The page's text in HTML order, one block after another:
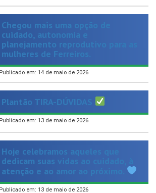
Chegou mais uma opção de
cuidado, autonomia e
planejamento reprodutivo para as
mulheres de Ferreiros.
Publicado em: 14 de maio de 2026
Plantão TIRA-DÚVIDAS
Publicado em: 13 de maio de 2026
Hoje celebramos aqueles que
dedicam suas vidas ao cuidado, à
atenção e ao amor ao próximo.
Publicado em: 13 de maio de 2026